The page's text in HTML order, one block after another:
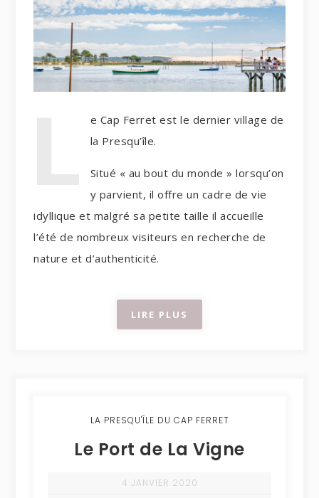
e Cap Ferret est le dernier village de
la Presqu’île.
Situé « au bout du monde » lorsqu’on
y parvient, il offre un cadre de vie
idyllique et malgré sa petite taille il accueille
l’été de nombreux visiteurs en recherche de
nature et d’authenticité.
LIRE PLUS
LA PRESQU'ÎLE DU CAP FERRET
Le Port de La Vigne
4 JANVIER 2020